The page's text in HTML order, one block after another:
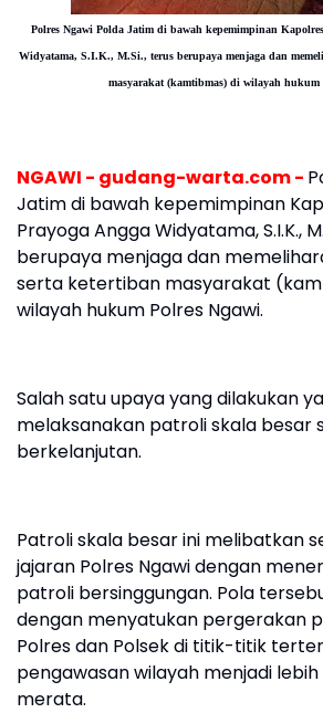
Polres Ngawi Polda Jatim di bawah kepemimpinan
Widyatama, S.I.K., M.Si., terus berupaya menjaga dan
masyarakat (kamtibmas) di wilayah hukum
NGAWI - gudang-warta.com -
Jatim di bawah kepemimpinan
Prayoga Angga Widyatama, S.I.K.,
berupaya menjaga dan
serta ketertiban masyarakat
wilayah hukum Polres Ngawi.
Salah satu upaya yang dilakukan
melaksanakan patroli skala besar
berkelanjutan.
Patroli skala besar ini melibatkan
jajaran Polres Ngawi dengan
patroli bersinggungan. Pola
dengan menyatukan pergerakan
Polres dan Polsek di titik-titik
pengawasan wilayah menjadi
merata.